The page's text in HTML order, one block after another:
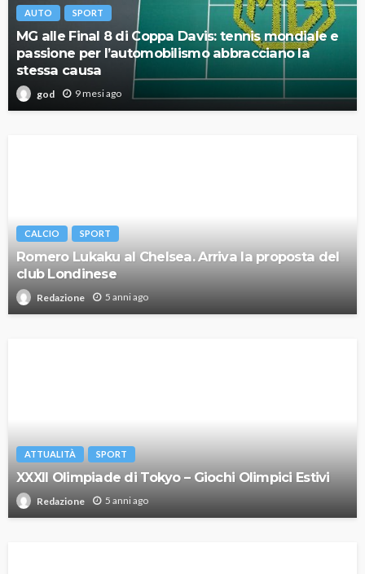
AUTO SPORT
MG alle Final 8 di Coppa Davis: tennis mondiale e
passione per l’automobilismo abbracciano la
stessa causa
god 9 mesi ago
CALCIO SPORT
Romero Lukaku al Chelsea. Arriva la proposta del
club Londinese
Redazione 5 anni ago
ATTUALITÀ SPORT
XXXII Olimpiade di Tokyo – Giochi Olimpici Estivi
Redazione 5 anni ago